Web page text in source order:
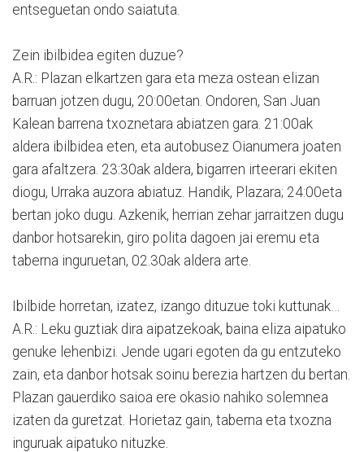
entseguetan ondo saiatuta.
Zein ibilbidea egiten duzue?
A.R.: Plazan elkartzen gara eta meza ostean elizan
barruan jotzen dugu, 20:00etan. Ondoren, San Juan
Kalean barrena txoznetara abiatzen gara. 21:00ak
aldera ibilbidea eten, eta autobusez Oianumera joaten
gara afaltzera. 23:30ak aldera, bigarren irteerari ekiten
diogu, Urraka auzora abiatuz. Handik, Plazara; 24:00eta
bertan joko dugu. Azkenik, herrian zehar jarraitzen dugu
danbor hotsarekin, giro polita dagoen jai eremu eta
taberna inguruetan, 02.30ak aldera arte.
Ibilbide horretan, izatez, izango dituzue toki kuttunak…
A.R.: Leku guztiak dira aipatzekoak, baina eliza aipatuko
genuke lehenbizi. Jende ugari egoten da gu entzuteko
zain, eta danbor hotsak soinu berezia hartzen du bertan.
Plazan gauerdiko saioa ere okasio nahiko solemnea
izaten da guretzat. Horietaz gain, taberna eta txozna
inguruak aipatuko nituzke.